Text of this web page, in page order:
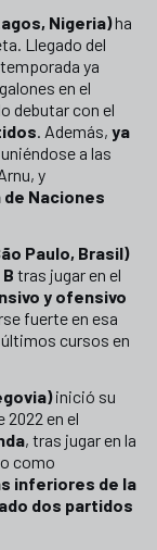
Nigeria)ha
Llegado del
ya
en el
debutar con el
. Además, ya
a las
y
de Naciones
Paulo, Brasil)
tras jugar en el
y ofensivo
fuerte en esa
cursos en
inició su
2022 en el
, tras jugar en la
como
inferiores de la
dos partidos